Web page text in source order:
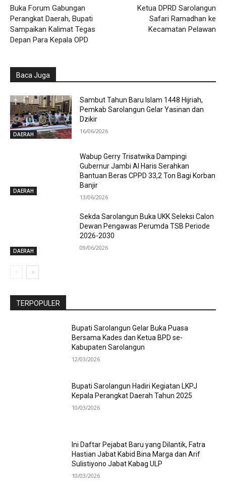
Buka Forum Gabungan
Perangkat Daerah, Bupati
Sampaikan Kalimat Tegas
Depan Para Kepala OPD
Ketua DPRD Sarolangun
Safari Ramadhan ke
Kecamatan Pelawan
Baca Juga
DAERAH
Sambut Tahun Baru Islam 1448 Hijriah,
Pemkab Sarolangun Gelar Yasinan dan
Dzikir
16/06/2026
DAERAH
Wabup Gerry Trisatwika Dampingi
Gubernur Jambi Al Haris Serahkan
Bantuan Beras CPPD 33,2 Ton Bagi Korban
Banjir
13/06/2026
DAERAH
Sekda Sarolangun Buka UKK Seleksi Calon
Dewan Pengawas Perumda TSB Periode
2026-2030
09/06/2026
TERPOPULER
Bupati Sarolangun Gelar Buka Puasa
Bersama Kades dan Ketua BPD se-
Kabupaten Sarolangun
12/03/2026
Bupati Sarolangun Hadiri Kegiatan LKPJ
Kepala Perangkat Daerah Tahun 2025
10/03/2026
Ini Daftar Pejabat Baru yang Dilantik, Fatra
Hastian Jabat Kabid Bina Marga dan Arif
Sulistiyono Jabat Kabag ULP
10/03/2026